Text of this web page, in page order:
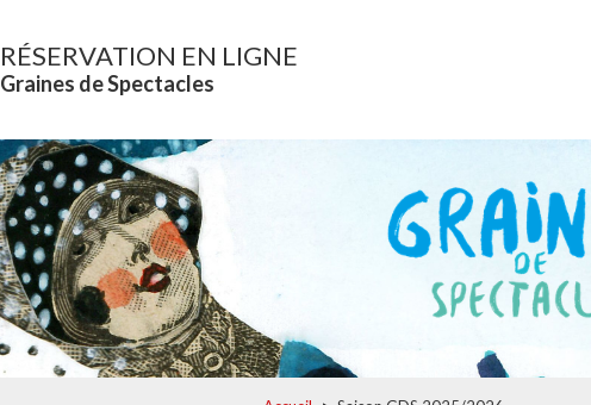
RÉSERVATION EN LIGNE
Graines de Spectacles